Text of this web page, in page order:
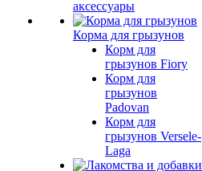
аксессуары
Корма для грызунов
Корм для
грызунов Fiory
Корм для
грызунов
Padovan
Корм для
грызунов Versele-
Laga